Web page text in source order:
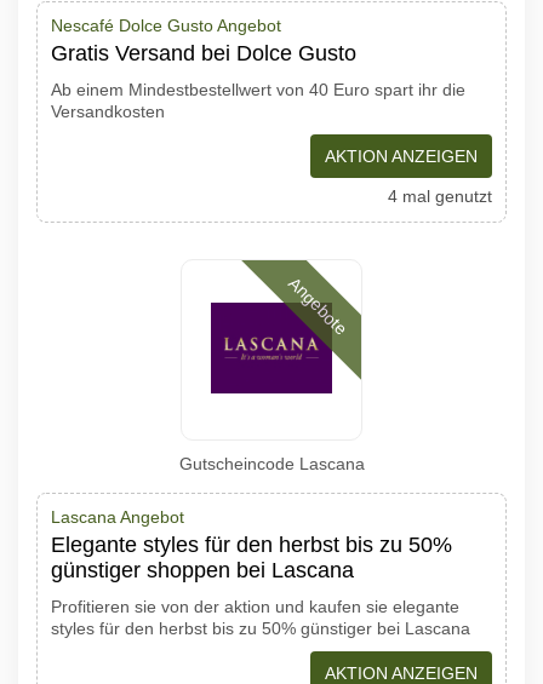
Nescafé Dolce Gusto Angebot
Gratis Versand bei Dolce Gusto
Ab einem Mindestbestellwert von 40 Euro spart ihr die
Versandkosten
AKTION ANZEIGEN
4 mal genutzt
Angebote
Gutscheincode Lascana
Lascana Angebot
Elegante styles für den herbst bis zu 50%
günstiger shoppen bei Lascana
Profitieren sie von der aktion und kaufen sie elegante
styles für den herbst bis zu 50% günstiger bei Lascana
AKTION ANZEIGEN